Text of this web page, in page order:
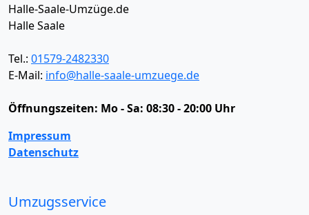
Halle-Saale-Umzüge.de
Halle Saale
Tel.: 01579-2482330
E-Mail: info@halle-saale-umzuege.de
Öffnungszeiten: Mo - Sa: 08:30 - 20:00 Uhr
Impressum
Datenschutz
Umzugsservice